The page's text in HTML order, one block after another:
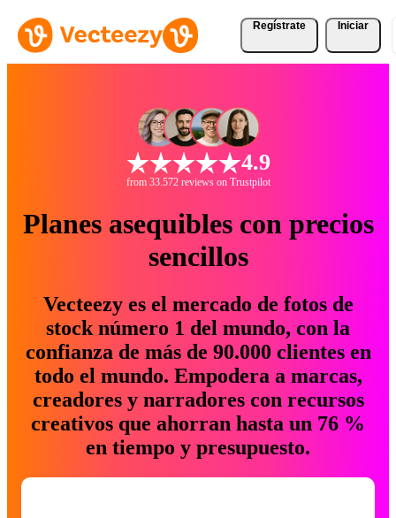
Regístrate Iniciar
4.9
from 33.572 reviews on Trustpilot
Planes asequibles con precios
sencillos
Vecteezy es el mercado de fotos de
stock número 1 del mundo, con la
confianza de más de 90.000 clientes en
todo el mundo. Empodera a marcas,
creadores y narradores con recursos
creativos que ahorran hasta un 76 %
en tiempo y presupuesto.